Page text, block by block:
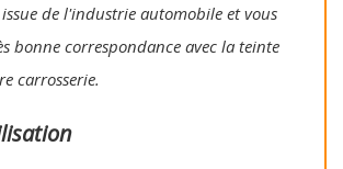
de l'industrie automobile et vous
bonne correspondance avec la teinte
carrosserie.